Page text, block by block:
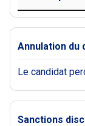
Annulation du
Le candidat
Sanctions